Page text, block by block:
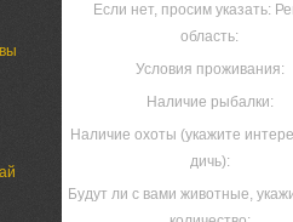
Если нет, просим указать:
область:
Условия проживания:
Наличие рыбалки:
Наличие охоты (укажите
дичь):
Будут ли с вами животные,